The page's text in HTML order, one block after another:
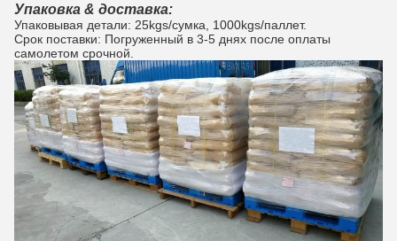
Упаковка & доставка:
Упаковывая детали: 25kgs/сумка, 1000kgs/паллет.
Срок поставки: Погруженный в 3-5 днях после оплаты
самолетом срочной.